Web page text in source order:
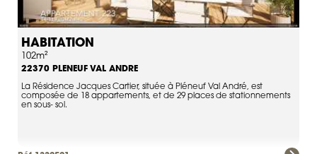
HABITATION
102m²
22370 PLENEUF VAL ANDRE
La Résidence Jacques Cartier, située à Pléneuf Val André, est
composée de 18 appartements, et de 29 places de stationnements
en sous- sol.